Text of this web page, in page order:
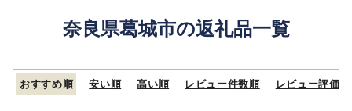
奈良県葛城市の返礼品一覧
おすすめ順 安い順 高い順 レビュー件数順 レビュー評価順